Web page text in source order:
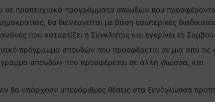
σε προπτυχιακά προγράμματα σπουδών που
θα διενεργείται με βάση εσωτερικές
που καταρτίζει η Σύγκλητος και εγκρίνει το
πρόγραμμα σπουδών που προσφέρεται σε μια από τις
σπουδών που προσφέρεται σε άλλη γλώσσα, και
θα υπάρχουν υπεράριθμες θέσεις στα ξενόγλωσσα